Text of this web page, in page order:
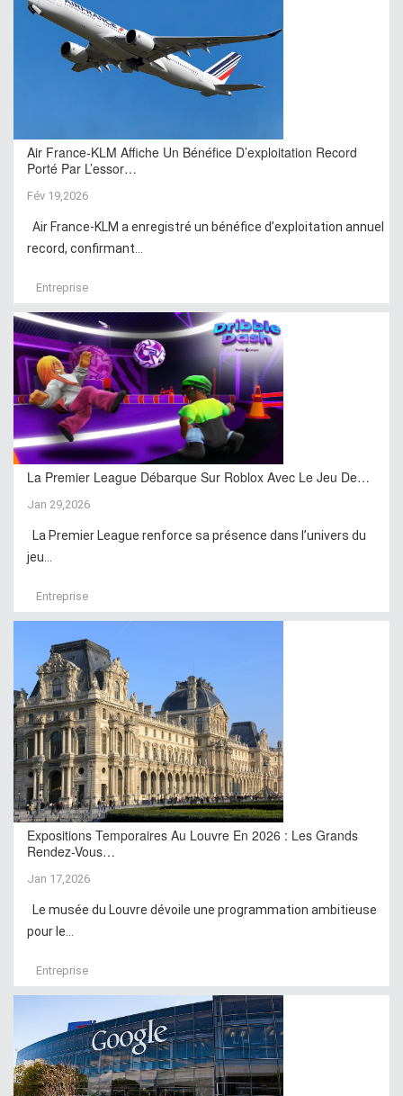
Air France-KLM Affiche Un Bénéfice D’exploitation Record
Porté Par L’essor…
Fév 19,2026
Air France-KLM a enregistré un bénéfice d’exploitation annuel
record, confirmant...
Entreprise
La Premier League Débarque Sur Roblox Avec Le Jeu De…
Jan 29,2026
La Premier League renforce sa présence dans l’univers du
jeu...
Entreprise
Expositions Temporaires Au Louvre En 2026 : Les Grands
Rendez-Vous…
Jan 17,2026
Le musée du Louvre dévoile une programmation ambitieuse
pour le...
Entreprise